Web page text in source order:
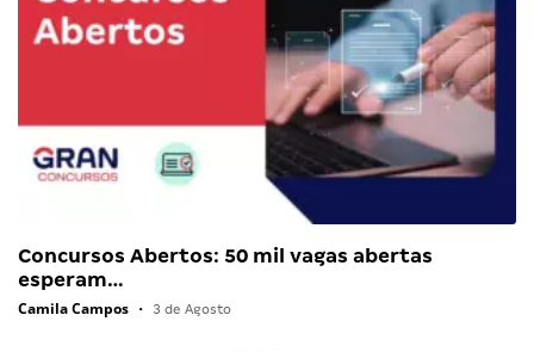
Concursos Abertos: 50 mil vagas abertas
esperam…
Camila Campos • 3 de Agosto